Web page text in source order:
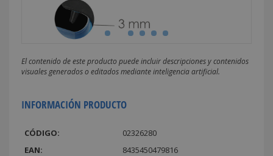
El contenido de este producto puede incluir descripciones y contenidos
visuales generados o editados mediante inteligencia artificial.
INFORMACIÓN PRODUCTO
CÓDIGO:
02326280
EAN:
8435450479816